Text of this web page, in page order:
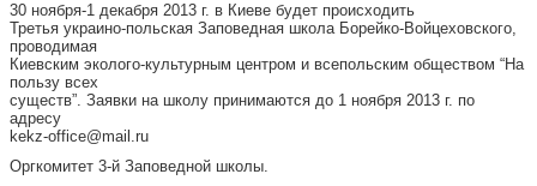
30 ноября-1 декабря 2013 г. в Киеве будет происходить
Третья украино-польская Заповедная школа Борейко-Войцеховского,
проводимая
Киевским эколого-культурным центром и всепольским обществом “На
пользу всех
существ”. Заявки на школу принимаются до 1 ноября 2013 г. по
адресу
kekz-office@mail.ru
Оргкомитет 3-й Заповедной школы.